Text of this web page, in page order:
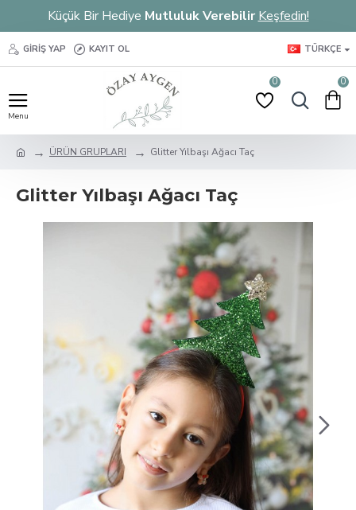
Küçük Bir Hediye Mutluluk Verebilir Keşfedin!
GIRIŞ YAP KAYIT OL TÜRKÇE
0 0
ÜRÜN GRUPLARI Glitter Yılbaşı Ağacı Taç
Glitter Yılbaşı Ağacı Taç